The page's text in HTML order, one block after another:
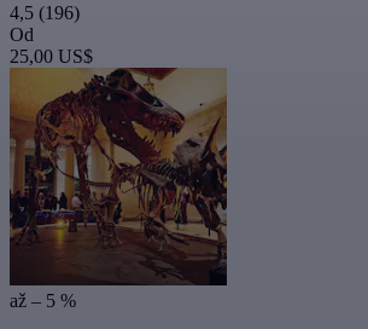
4,5 (196)
Od
25,00 US$
až – 5 %